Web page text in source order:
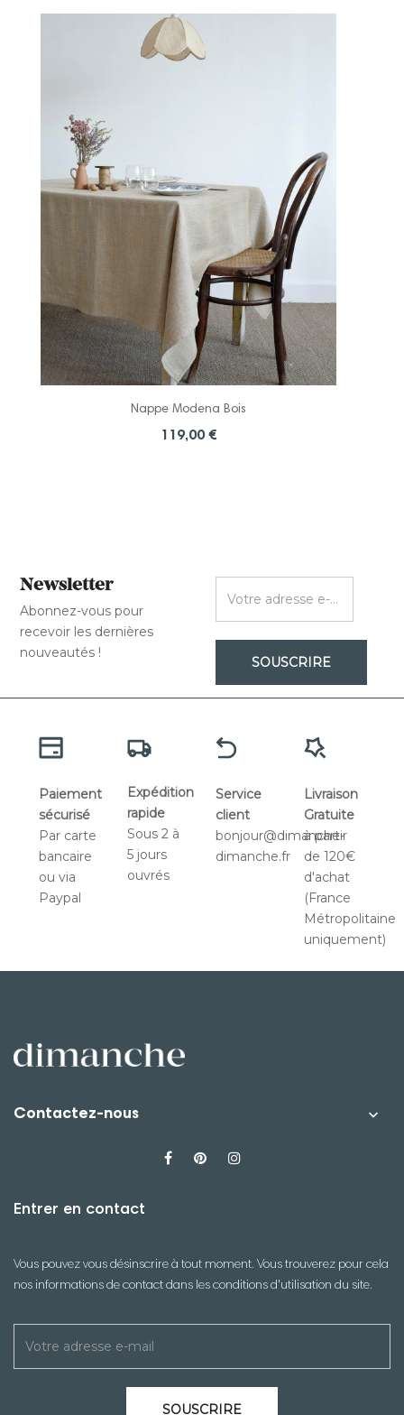
Nappe Modena Bois
119,00 €
Newsletter
Abonnez-vous pour
recevoir les dernières
nouveautés !
SOUSCRIRE
Paiement
sécurisé
Par carte
bancaire
ou via
Paypal
Expédition
rapide
Sous 2 à
5 jours
ouvrés
Service
client
bonjour@dimanche-
dimanche.fr
Livraison
Gratuite
à partir
de 120€
d'achat
(France
Métropolitaine
uniquement)
Contactez-nous 
Entrer en contact
Vous pouvez vous désinscrire à tout moment. Vous trouverez pour cela
nos informations de contact dans les conditions d'utilisation du site.
SOUSCRIRE